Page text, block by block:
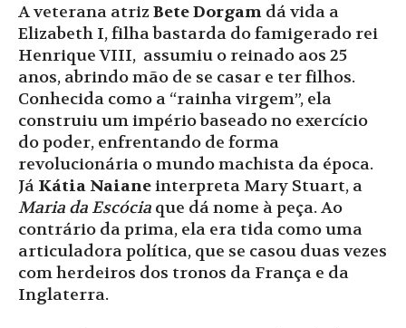
A veterana atriz Bete Dorgam dá vida a
Elizabeth I, filha bastarda do famigerado rei
Henrique VIII, assumiu o reinado aos 25
anos, abrindo mão de se casar e ter filhos.
Conhecida como a “rainha virgem”, ela
construiu um império baseado no exercício
do poder, enfrentando de forma
revolucionária o mundo machista da época.
Já Kátia Naianeinterpreta Mary Stuart, a
Maria da Escócia que dá nome à peça. Ao
contrário da prima, ela era tida como uma
articuladora política, que se casou duas vezes
com herdeiros dos tronos da França e da
Inglaterra.